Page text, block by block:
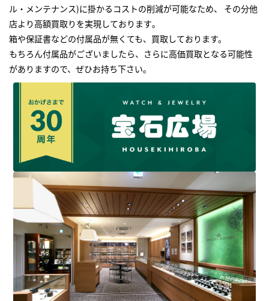
ル・メンテナンス)に掛かるコストの削減が可能なため、 その分他
店より高額買取りを実現しております｡
箱や保証書などの付属品が無くても、買取しております。
もちろん付属品がございましたら、さらに高価買取となる可能性
がありますので、ぜひお持ち下さい｡